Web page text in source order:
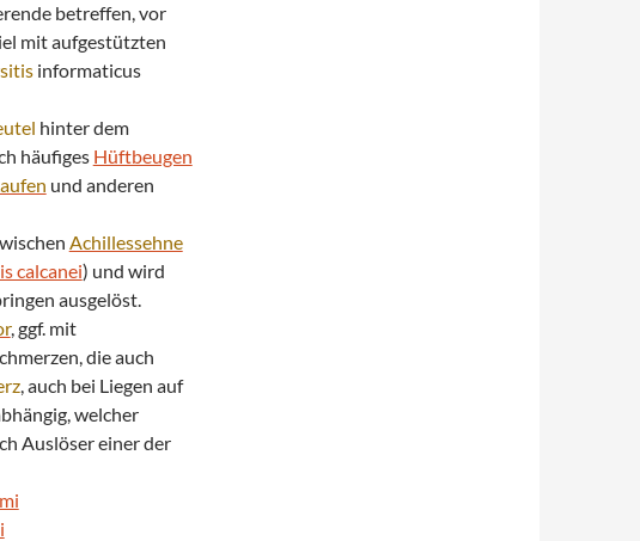
betreffen, vor
mit aufgestützten
informaticus
hinter dem
häufiges Hüftbeugen
und anderen
Achillessehne
calcanei) und wird
ausgelöst.
, ggf. mit
die auch
, auch bei Liegen auf
welcher
Auslöser einer der